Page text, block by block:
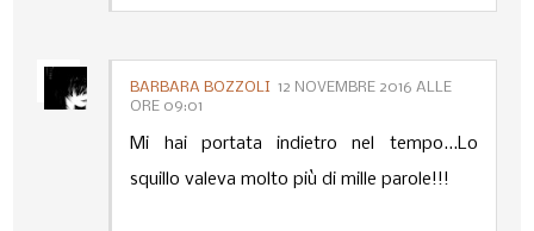
BARBARA BOZZOLI 12 NOVEMBRE 2016 ALLE
ORE 09:01
Mi hai portata indietro nel tempo...Lo
squillo valeva molto più di mille parole!!!